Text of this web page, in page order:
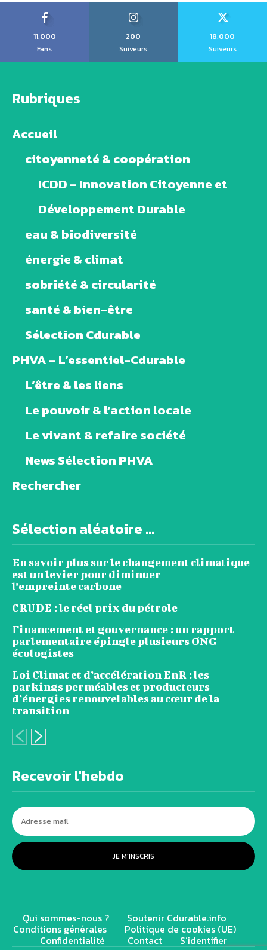
11,000
Fans
200
Suiveurs
18,000
Suiveurs
Rubriques
Accueil
citoyenneté & coopération
ICDD – Innovation Citoyenne et
Développement Durable
eau & biodiversité
énergie & climat
sobriété & circularité
santé & bien-être
Sélection Cdurable
PHVA – L’essentiel-Cdurable
L’être & les liens
Le pouvoir & l’action locale
Le vivant & refaire société
News Sélection PHVA
Rechercher
Sélection aléatoire ...
En savoir plus sur le changement climatique
est un levier pour diminuer
l’empreinte carbone
CRUDE : le réel prix du pétrole
Financement et gouvernance : un rapport
parlementaire épingle plusieurs ONG
écologistes
Loi Climat et d’accélération EnR : les
parkings perméables et producteurs
d’énergies renouvelables au cœur de la
transition
Recevoir l'hebdo
JE M'INSCRIS
Qui sommes-nous ? Soutenir Cdurable.info
Conditions générales Politique de cookies (UE)
Confidentialité Contact S’identifier